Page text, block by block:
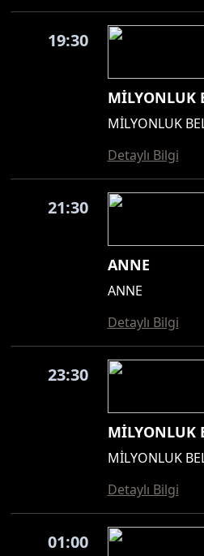
19:30
MİLYONLUK
MİLYONLUK
Detaylı Bilgi
21:30
ANNE
ANNE
Detaylı Bilgi
23:30
MİLYONLUK
MİLYONLUK
Detaylı Bilgi
01:00